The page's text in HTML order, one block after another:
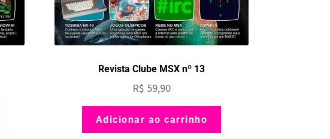
Revista Clube MSX nº 13
R$ 59,90
Adicionar ao carrinho